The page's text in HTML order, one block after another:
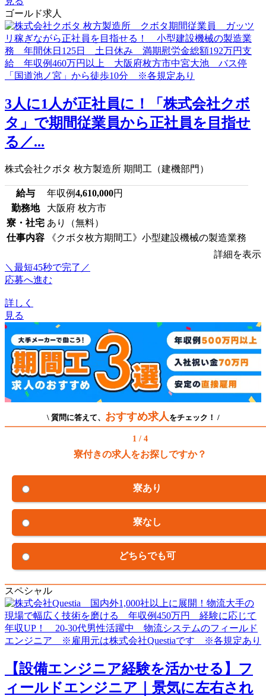
ゴールド求人
3人に1人が正社員に！「株式会社クボ
タ」で期間従業員から正社員を目指せ
る／...
株式会社クボタ 枚方製造所 期間工（建機部門）
給与 年収例4,610,000円
勤務地
大阪府 枚方市
寮・社宅 あり（無料）
仕事内容
《クボタ枚方期間工》小型建設機械の製造業務
詳細を表示
＼最短45秒で完了／
応募へ進む
詳しく
見る
\ 質問に答えて、 おすすめ求人 をチェック！ /
1 / 4
寮付きの求人をお探しですか？
寮あり
寮なし
どちらでも可
スペシャル
【設備エンジニア経験を活かせる】フ
ィールドエンジニア｜景気に左右され